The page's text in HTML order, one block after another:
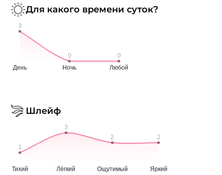
Для какого времени суток?
Шлейф